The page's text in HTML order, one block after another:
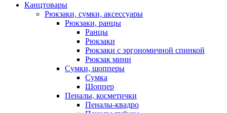
Канцтовары
Рюкзаки, сумки, аксессуары
Рюкзаки, ранцы
Ранцы
Рюкзаки
Рюкзаки с эргономичной спинкой
Рюкзак мини
Сумки, шопперы
Сумка
Шоппер
Пеналы, косметички
Пеналы-квадро